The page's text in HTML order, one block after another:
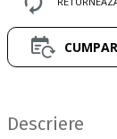
Descriere